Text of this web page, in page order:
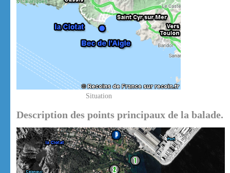
Situation
Description des points principaux de la balade.